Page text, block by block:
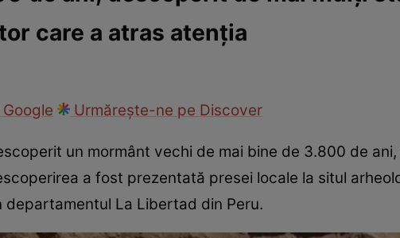
Sport
care a atras atenția
Urmărește-ne pe Discover
un mormânt vechi de mai bine de 3.800 de
a fost prezentată presei locale la situl
La Libertad din Peru.